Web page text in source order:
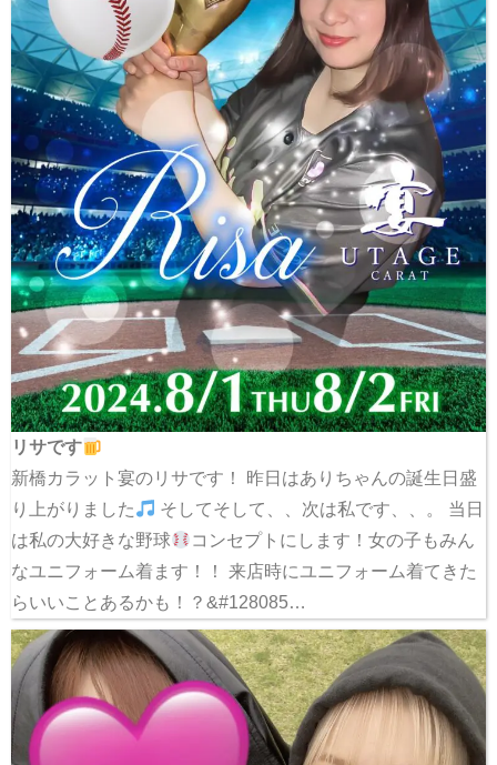
リサです
新橋カラット宴のリサです！ 昨日はありちゃんの誕生日盛
り上がりました
そしてそして、、次は私です、、。 当日
は私の大好きな野球
コンセプトにします！女の子もみん
なユニフォーム着ます！！ 来店時にユニフォーム着てきた
らいいことあるかも！？&#128085…